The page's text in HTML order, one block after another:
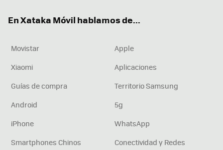
En Xataka Móvil hablamos de...
Movistar
Apple
Xiaomi
Aplicaciones
Guías de compra
Territorio Samsung
Android
5g
iPhone
WhatsApp
Smartphones Chinos
Conectividad y Redes